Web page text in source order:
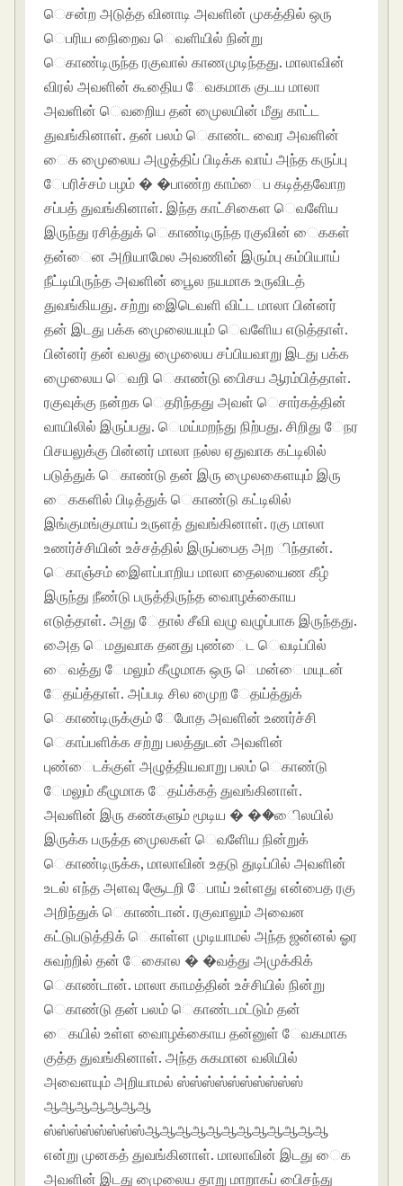
ெசன்ற அடுத்த வினாடி அவளின் முகத்தில் ஒரு
ெபரிய நிைறைவ ெவளியில் நின்று
ெகாண்டிருந்த ரகுவால் காணமுடிந்தது. மாலாவின்
விரல் அவளின் கூதிைய ேவகமாக குடய மாலா
அவளின் ெவறிைய தன் முைலயின் மீது காட்ட
துவங்கினாள். தன் பலம் ெகாண்ட வைர அவளின்
ைக முைலைய அழுத்திப் பிடிக்க வாய் அந்த கருப்பு
ேபரிச்சம் பழம் � �பாண்ற காம்ைப கடித்தவாேற
சப்பத் துவங்கினாள். இந்த காட்சிகைள ெவளிேய
இருந்து ரசித்துக் ெகாண்டிருந்த ரகுவின் ைககள்
தன்ைன அறியாமேல அவணின் இரும்பு கம்பியாய்
நீட்டியிருந்த அவளின் பூைல நயமாக உருவிடத்
துவங்கியது. சற்று இைடெவளி விட்ட மாலா பின்னர்
தன் இடது பக்க முைலையயும் ெவளிேய எடுத்தாள்.
பின்னர் தன் வலது முைலைய சப்பியவாறு இடது பக்க
முைலைய ெவறி ெகாண்டு பிைசய ஆரம்பித்தாள்.
ரகுவுக்கு நன்றக ெதரிந்தது அவள் ெசார்கத்தின்
வாயிலில் இருப்பது. ெமய்மறந்து நிற்பது. சிறிது ேநர
பிசயலுக்கு பின்னர் மாலா நல்ல ஏதுவாக கட்டிலில்
படுத்துக் ெகாண்டு தன் இரு முைலகைளயும் இரு
ைககளில் பிடித்துக் ெகாண்டு கட்டிலில்
இங்குமங்குமாய் உருளத் துவங்கினாள். ரகு மாலா
உணர்ச்சியின் உச்சத்தில் இருப்பைத அற ிந்தான்.
ெகாஞ்சம் இைளப்பாறிய மாலா தைலயைண கீழ்
இருந்து நீண்டு பருத்திருந்த வாைழக்காைய
எடுத்தாள். அது ேதால் சீவி வழு வழுப்பாக இருந்தது.
அைத ெமதுவாக தனது புண்ைட ெவடிப்பில்
ைவத்து ேமலும் கீழுமாக ஒரு ெமன்ைமயுடன்
ேதய்த்தாள். அப்படி சில முைற ேதய்த்துக்
ெகாண்டிருக்கும் ேபாேத அவளின் உணர்ச்சி
ெகாப்பளிக்க சற்று பலத்துடன் அவளின்
புண்ைடக்குள் அழுத்தியவாறு பலம் ெகாண்டு
ேமலும் கீழுமாக ேதய்க்கத் துவங்கினாள்.
அவளின் இரு கண்களும் மூடிய � ��ிைலயில்
இருக்க பருத்த முைலகள் ெவளிேய நின்றுக்
ெகாண்டிருக்க, மாலாவின் உதடு துடிப்பில் அவளின்
உடல் எந்த அளவு சூேடறி ேபாய் உள்ளது என்பைத ரகு
அறிந்துக் ெகாண்டான். ரகுவாலும் அவைன
கட்டுபடுத்திக் ெகாள்ள முடியாமல் அந்த ஜன்னல் ஓர
சுவற்றில் தன் ேகாைல � �வத்து அமுக்கிக்
ெகாண்டான். மாலா காமத்தின் உச்சியில் நின்று
ெகாண்டு தன் பலம் ெகாண்டமட்டும் தன்
ைகயில் உள்ள வாைழக்காைய தன்னுள் ேவகமாக
குத்த துவங்கினாள். அந்த சுகமான வலியில்
அவைளயும் அறியாமல் ஸ்ஸ்ஸ்ஸ்ஸ்ஸ்ஸ்ஸ்ஸ்ஸ்
ஆஆஆஆஆஆஆ
ஸ்ஸ்ஸ்ஸ்ஸ்ஸ்ஸ்ஸ்ஆஆஆஆஆஆஆஆஆஆஆஆ
என்று முனகத் துவங்கினாள். மாலாவின் இடது ைக
அவளின் இடது முைலைய தாறு மாறாகப் பிைசந்து